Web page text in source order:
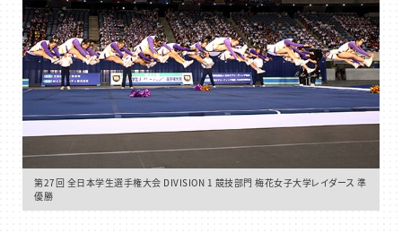
第27回 全日本学生選手権大会 DIVISION 1 競技部門 梅花女子大学レイダース 準
優勝